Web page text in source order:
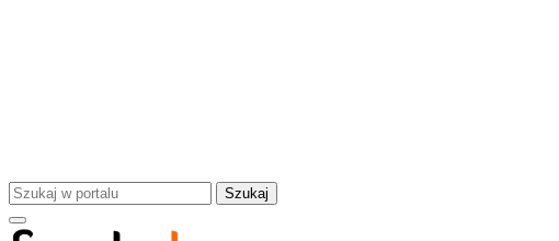
Szukaj